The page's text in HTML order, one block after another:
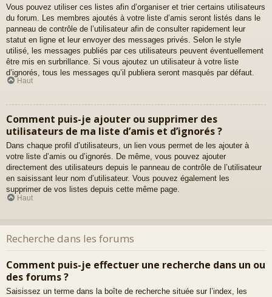
Vous pouvez utiliser ces listes afin d’organiser et trier certains utilisateurs
du forum. Les membres ajoutés à votre liste d’amis seront listés dans le
panneau de contrôle de l’utilisateur afin de consulter rapidement leur
statut en ligne et leur envoyer des messages privés. Selon le style
utilisé, les messages publiés par ces utilisateurs peuvent éventuellement
être mis en surbrillance. Si vous ajoutez un utilisateur à votre liste
d’ignorés, tous les messages qu’il publiera seront masqués par défaut.
Haut
Comment puis-je ajouter ou supprimer des
utilisateurs de ma liste d’amis et d’ignorés ?
Dans chaque profil d’utilisateurs, un lien vous permet de les ajouter à
votre liste d’amis ou d’ignorés. De même, vous pouvez ajouter
directement des utilisateurs depuis le panneau de contrôle de l’utilisateur
en saisissant leur nom d’utilisateur. Vous pouvez également les
supprimer de vos listes depuis cette même page.
Haut
Recherche dans les forums
Comment puis-je effectuer une recherche dans un ou
des forums ?
Saisissez un terme dans la boîte de recherche située sur l’index, les